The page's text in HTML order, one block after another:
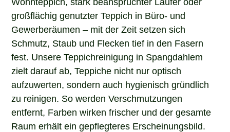
großflächig genutzter Teppich in Büro- und
Gewerberäumen – mit der Zeit setzen sich
Schmutz, Staub und Flecken tief in den Fasern
fest. Unsere Teppichreinigung in Spangdahlem
zielt darauf ab, Teppiche nicht nur optisch
aufzuwerten, sondern auch hygienisch gründlich
zu reinigen. So werden Verschmutzungen
entfernt, Farben wirken frischer und der gesamte
Raum erhält ein gepflegteres Erscheinungsbild.